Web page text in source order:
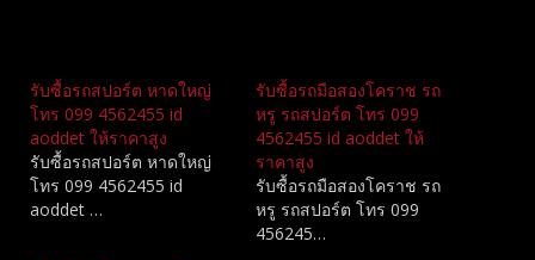
รับซื้อรถสปอร์ต หาดใหญ่
โทร 099 4562455 id
aoddet ให้ราคาสูง
รับซื้อรถสปอร์ต หาดใหญ่
โทร 099 4562455 id
aoddet …
รับซื้อรถมือสองโคราช รถ
หรู รถสปอร์ต โทร 099
4562455 id aoddet ให้
ราคาสูง
รับซื้อรถมือสองโคราช รถ
หรู รถสปอร์ต โทร 099
456245…